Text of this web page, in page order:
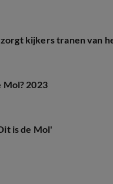
kijkers tranen van
Mol? 2023
is de Mol'